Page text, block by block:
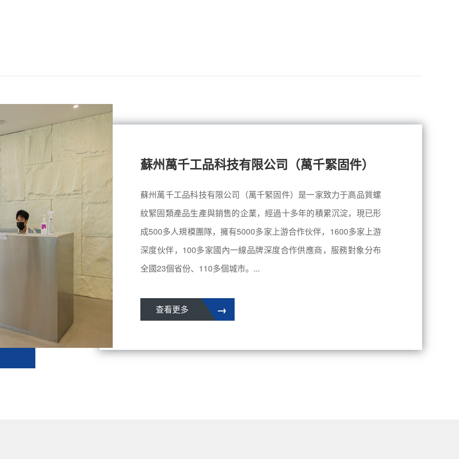
蘇州萬千工品科技有限公司（萬千緊固件）
蘇州萬千工品科技有限公司（萬千緊固件）是一家致力于高品質螺
紋緊固類產品生產與銷售的企業，經過十多年的積累沉淀，現已形
成500多人規模團隊，擁有5000多家上游合作伙伴，1600多家上游
深度伙伴，100多家國內一線品牌深度合作供應商，服務對象分布
全國23個省份、110多個城市。...
→
查看更多